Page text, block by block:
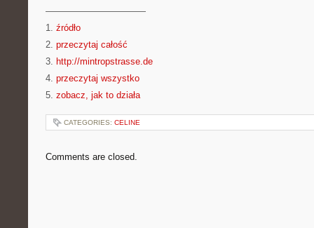
———————————
1. źródło
2. przeczytaj całość
3. http://mintropstrasse.de
4. przeczytaj wszystko
5. zobacz, jak to działa
CATEGORIES: CELINE
Comments are closed.